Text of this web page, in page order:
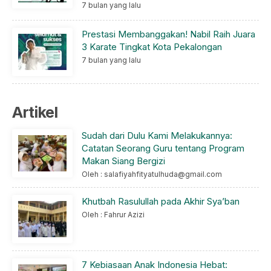
7 bulan yang lalu
Prestasi Membanggakan! Nabil Raih Juara
3 Karate Tingkat Kota Pekalongan
7 bulan yang lalu
Artikel
Sudah dari Dulu Kami Melakukannya:
Catatan Seorang Guru tentang Program
Makan Siang Bergizi
Oleh : salafiyahfityatulhuda@gmail.com
Khutbah Rasulullah pada Akhir Sya’ban
Oleh : Fahrur Azizi
7 Kebiasaan Anak Indonesia Hebat: